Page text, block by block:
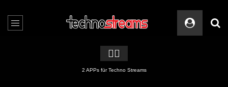
🏳️‍🌈
2 APPs für Techno Streams